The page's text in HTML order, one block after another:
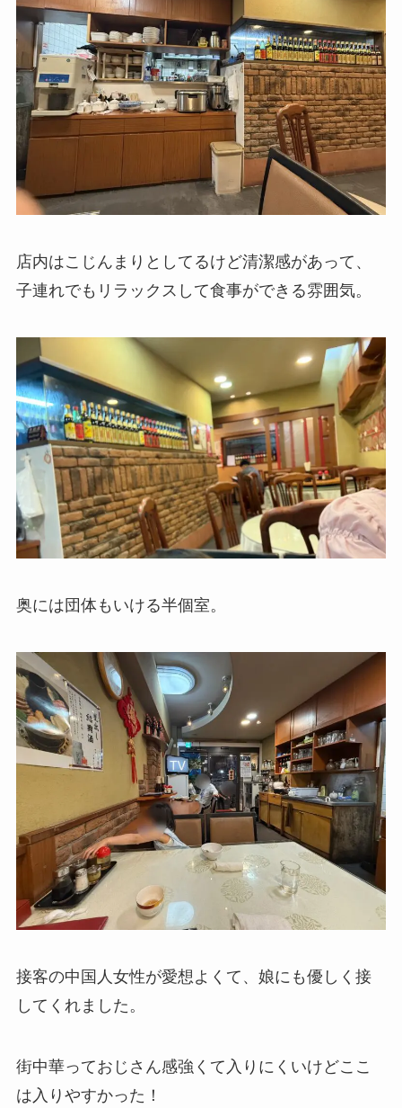
店内はこじんまりとしてるけど清潔感があって、
子連れでもリラックスして食事ができる雰囲気。
奥には団体もいける半個室。
接客の中国人女性が愛想よくて、娘にも優しく接
してくれました。
街中華っておじさん感強くて入りにくいけどここ
は入りやすかった！